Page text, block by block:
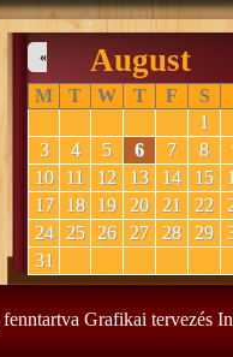
August
«
M T W T F S
1
3
4 5 6 7 8
10
11 12 13 14 15
17
18 19 20 21 22
24
25 26 27 28 29
31
Grafikai tervezés